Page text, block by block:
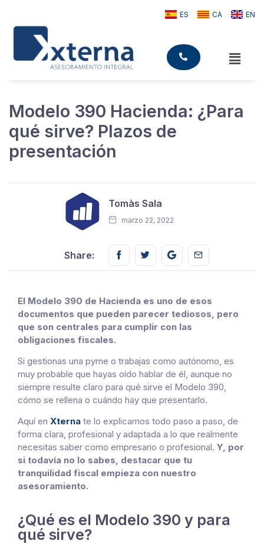
ES CA EN
Modelo 390 Hacienda: ¿Para
qué sirve? Plazos de
presentación
Tomàs Sala
marzo 22, 2022
Share: Share this on FaceBook
Share this on Twitter
Share this on GMail
Share this on
El Modelo 390 de Hacienda es uno de esos
documentos que pueden parecer tediosos, pero
que son centrales para cumplir con las
obligaciones fiscales.
Si gestionas una pyme o trabajas como autónomo, es
muy probable que hayas oído hablar de él, aunque no
siempre resulte claro para qué sirve el Modelo 390,
cómo se rellena o cuándo hay que presentarlo.
Aquí en Xterna te lo explicamos todo paso a paso, de
forma clara, profesional y adaptada a lo que realmente
necesitas saber como empresario o profesional. Y, por
si todavía no lo sabes, destacar que tu
tranquilidad fiscal empieza con nuestro
asesoramiento.
¿Qué es el Modelo 390 y para
qué sirve?